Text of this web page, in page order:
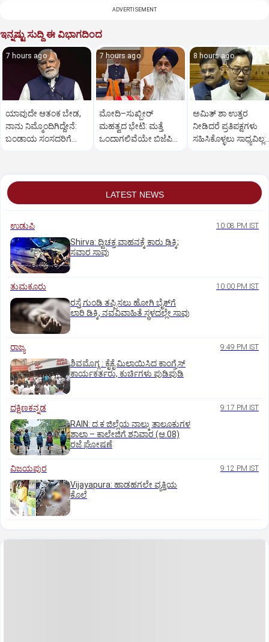
ADVERTISEMENT
ಇನ್ನಷ್ಟು ಸುದ್ದಿ ಈ ವಿಭಾಗದಿಂದ
7 hours ago
ಯಾವುದೇ ಆತಂಕ ಬೇಡ,
ನಾನು ನಿಮ್ಮೊಂದಿಗಿದ್ದೇನೆ:
ಬಂಡಾಯ ಸಂಸದರಿಗೆ
7 hours ago
ಮೋದಿ–ಸುಖ್ಬೀರ್
ಮಹತ್ವದ ಭೇಟಿ: ಮತ್ತೆ
ಒಂದಾಗಲಿವೆಯೇ ಬಿಜೆಪಿ–
8 hours ago
ಅಮಿತ್ ಶಾ ಉತ್ತರ
ನೀಡಿದರೆ ಪ್ರತಿಪಕ್ಷಗಳು
ಸಹಿಸಿಕೊಳ್ಳಲು ಸಾಧ್ಯವಿಲ್ಲ:
LATEST NEWS
ಉಡುಪಿ 10:08 PM IST
Shirva: ದ್ವಿಚಕ್ರ ವಾಹನಕ್ಕೆ ಕಾರು ಢಿಕ್ಕಿ;
ಸವಾರ ಸಾವು
ತುಮಕೂರು 10:00 PM IST
ರಸ್ತೆ ಗುಂಡಿ ತಪ್ಪಿಸಲು ಹೋಗಿ ಬೈಕ್‌ಗೆ
ಲಾರಿ ಡಿಕ್ಕಿ, ನವವಿವಾಹಿತೆ ಸ್ಥಳದಲ್ಲೇ ಸಾವು
ರಾಜ್ಯ 9:49 PM IST
ಶಿವಮೊಗ್ಗ : ಕೈಕೈ ಮಿಲಾಯಿಸಿದ ಕಾಂಗ್ರೆಸ್
ಕಾರ್ಯಕರ್ತರು, ಕುರ್ಚಿಗಳು ಪುಡಿಪುಡಿ
ದಕ್ಷಿಣಕನ್ನಡ 9:17 PM IST
RAIN: ದ.ಕ ಜಿಲ್ಲೆಯ ನಾಲ್ಕು ತಾಲೂಕುಗಳ
ಶಾಲಾ – ಕಾಲೇಜಿಗೆ ಶನಿವಾರ (ಆ.08)
ರಜೆ ಘೋಷಣೆ
ವಿಜಯಪುರ 9:12 PM IST
Vijayapura: ಹಾಡಹಗಲೇ ವ್ಯಕ್ತಿಯ
ಕೊಲೆ